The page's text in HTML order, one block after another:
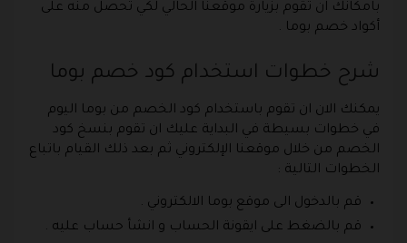
بامكانك ان تقوم بزيارة موقعنا الحالي لكي تحصل منه على
أكواد خصم بوما .
شرح خطوات استخدام كود خصم بوما
يمكنك الان ان تقوم باستخدام كود الخصم من بوما اليوم
في خطوات بسيطة في البداية عليك ان تقوم بنسخ كود
الخصم من خلال موقعنا الإلكتروني ثم بعد ذلك القيام باتباع
الخطوات التالية :
قم بالدخول الى موقع بوما الالكتروني .
قم بالضغط على ايقونة الحساب و انشأ حساب عليه .